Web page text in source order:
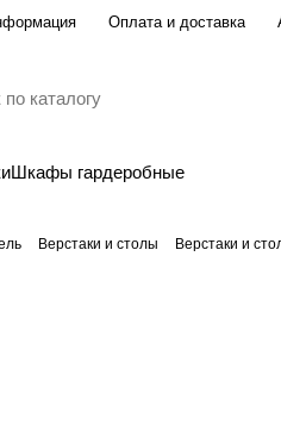
Оплата и доставка
Шкафы гардеробные
Верстаки и столы Верстаки и